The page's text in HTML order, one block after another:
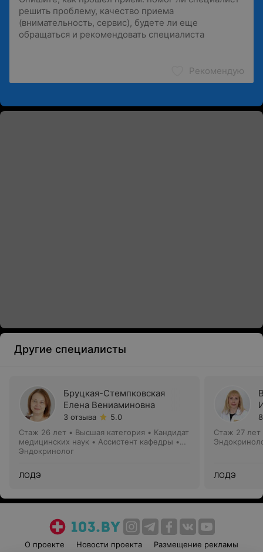
Рекомендую
Другие специалисты
Бруцкая-Стемпковская
Елена Вениаминовна
3 отзыва
5.0
Стаж 26 лет • Высшая категория • Кандидат
медицинских наук • Ассистент кафедры •
Доцент
Эндокринолог
ЛОДЭ
Стаж 27 лет
ЛОДЭ
О проекте Новости проекта Размещение рекламы